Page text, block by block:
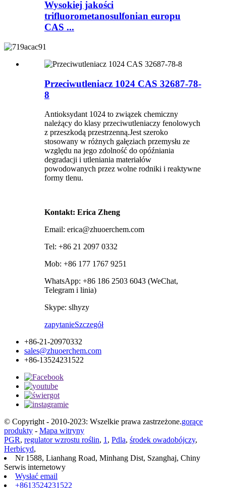
Wysokiej jakości
trifluorometanosulfonian europu
CAS ...
Przeciwutleniacz 1024 CAS 32687-78-
8
Antioksydant 1024 to związek chemiczny
należący do klasy przeciwutleniaczy fenolowych
z przeszkodą przestrzenną.Jest szeroko
stosowany w różnych gałęziach przemysłu ze
względu na jego zdolność do opóźniania
degradacji i utleniania materiałów
powodowanych przez wolne rodniki i reaktywne
formy tlenu.
Kontakt: Erica Zheng
Email: erica@zhuoerchem.com
Tel: +86 21 2097 0332
Mob: +86 177 1767 9251
WhatsApp: +86 186 2503 6043 (WeChat,
Telegram i linia)
Skype: slhyzy
zapytanieSzczegół
+86-21-20970332
sales@zhuoerchem.com
+86-13524231522
© Copyright - 2010-2023: Wszelkie prawa zastrzeżone.gorące
produkty - Mapa witryny
PGR, regulator wzrostu roślin, 1, Pdla, środek owadobójczy,
Herbicyd,
Nr 1588, Lianhang Road, Minhang Dist, Szanghaj, Chiny
Serwis internetowy
Wysłać email
+8613524231522